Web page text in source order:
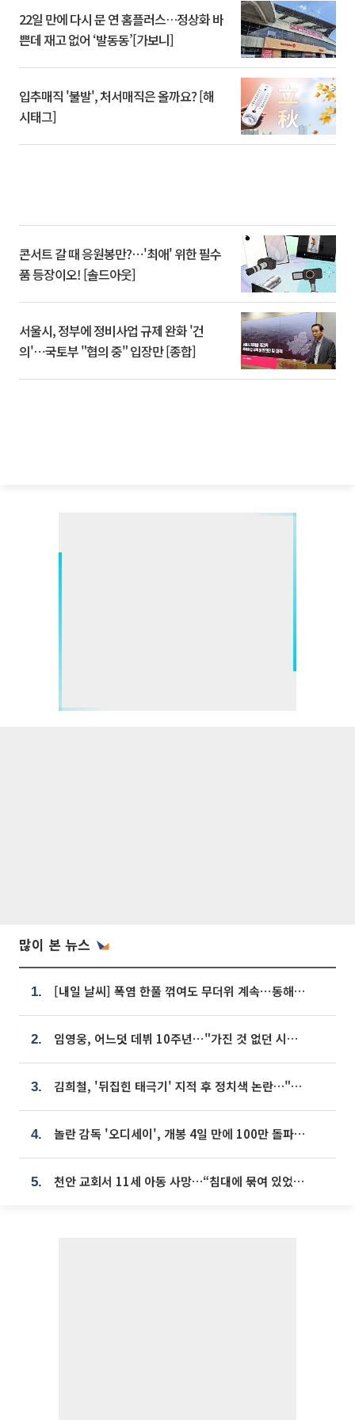
22일 만에 다시 문 연 홈플러스…정상화 바
쁜데 재고 없어 ‘발동동’[가보니]
입추매직 '불발', 처서매직은 올까요? [해
시태그]
콘서트 갈 때 응원봉만?⋯'최애' 위한 필수
품 등장이오! [솔드아웃]
서울시, 정부에 정비사업 규제 완화 '건
의'⋯국토부 "협의 중" 입장만 [종합]
많이 본 뉴스
1. [내일 날씨] 폭염 한풀 꺾여도 무더위 계속⋯동해안 이틀 연속 비
2. 임영웅, 어느덧 데뷔 10주년⋯"가진 것 없던 시절, 내 앞엔 20명의 팬뿐"
3. 김희철, '뒤집힌 태극기' 지적 후 정치색 논란…"좌우 떠나 우리나라 국기"
4. 놀란 감독 '오디세이', 개봉 4일 만에 100만 돌파⋯'왕사남' 보다 빠르다
5. 천안 교회서 11세 아동 사망…“침대에 묶여 있었다” 진술 확보